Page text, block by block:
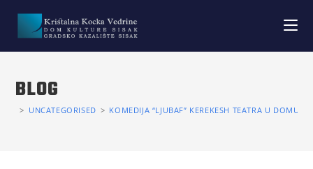
BLOG
> UNCATEGORISED > KOMEDIJA “LJUBAF” KEREKESH TEATRA U DOMU